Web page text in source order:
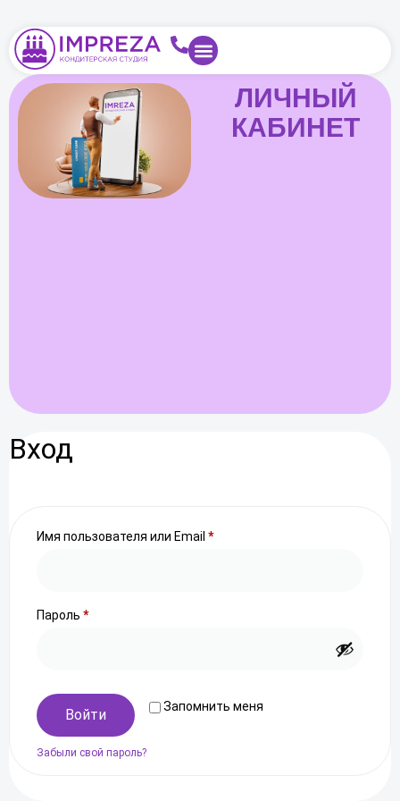
ЛИЧНЫЙ
КАБИНЕТ
Вход
Имя пользователя или Email *
Пароль *
Запомнить меня
Войти
Забыли свой пароль?